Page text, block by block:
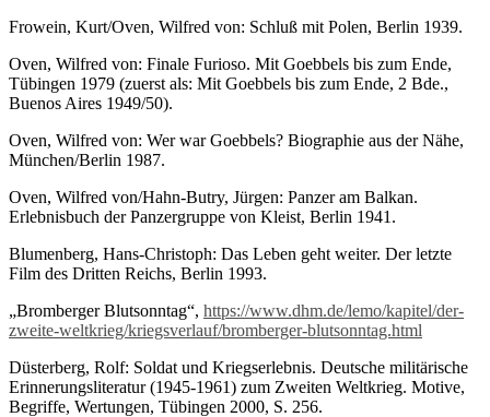
Frowein, Kurt/Oven, Wilfred von: Schluß mit Polen, Berlin 1939.
Oven, Wilfred von: Finale Furioso. Mit Goebbels bis zum Ende,
Tübingen 1979 (zuerst als: Mit Goebbels bis zum Ende, 2 Bde.,
Buenos Aires 1949/50).
Oven, Wilfred von: Wer war Goebbels? Biographie aus der Nähe,
München/Berlin 1987.
Oven, Wilfred von/Hahn-Butry, Jürgen: Panzer am Balkan.
Erlebnisbuch der Panzergruppe von Kleist, Berlin 1941.
Blumenberg, Hans-Christoph: Das Leben geht weiter. Der letzte
Film des Dritten Reichs, Berlin 1993.
„Bromberger Blutsonntag“, https://www.dhm.de/lemo/kapitel/der-
zweite-weltkrieg/kriegsverlauf/bromberger-blutsonntag.html
Düsterberg, Rolf: Soldat und Kriegserlebnis. Deutsche militärische
Erinnerungsliteratur (1945-1961) zum Zweiten Weltkrieg. Motive,
Begriffe, Wertungen, Tübingen 2000, S. 256.